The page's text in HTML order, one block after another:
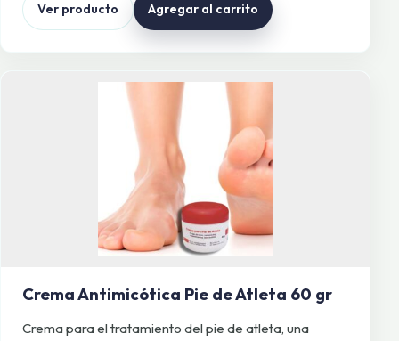
Ver producto Agregar al carrito
Crema Antimicótica Pie de Atleta 60 gr
Crema para el tratamiento del pie de atleta, una